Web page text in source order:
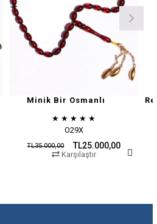
Bir Osmanlı
★
TL25.000,00
Karşılaştır